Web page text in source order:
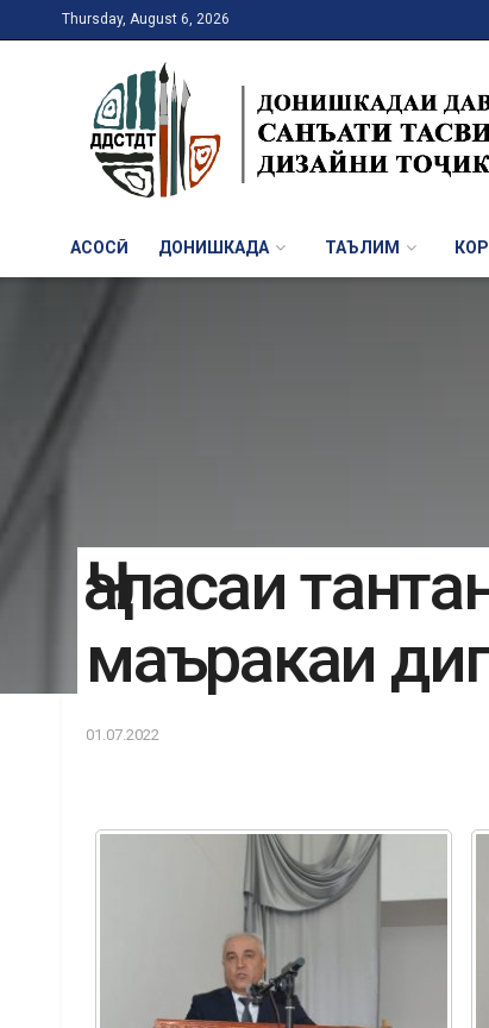
Thursday, August 6, 2026
АСОСӢ ДОНИШКАДА ТАЪЛИМ
Ҷаласаи
маъракаи
01.07.2022